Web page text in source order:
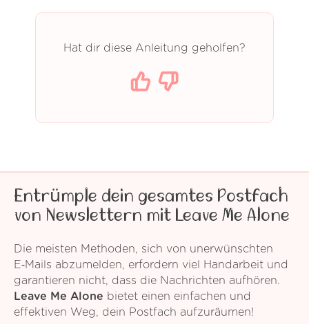
Hat dir diese Anleitung geholfen?
Entrümple dein gesamtes Postfach
von Newslettern mit Leave Me Alone
Die meisten Methoden, sich von unerwünschten
E‑Mails abzumelden, erfordern viel Handarbeit und
garantieren nicht, dass die Nachrichten aufhören.
Leave Me Alone bietet einen einfachen und
effektiven Weg, dein Postfach aufzuräumen!